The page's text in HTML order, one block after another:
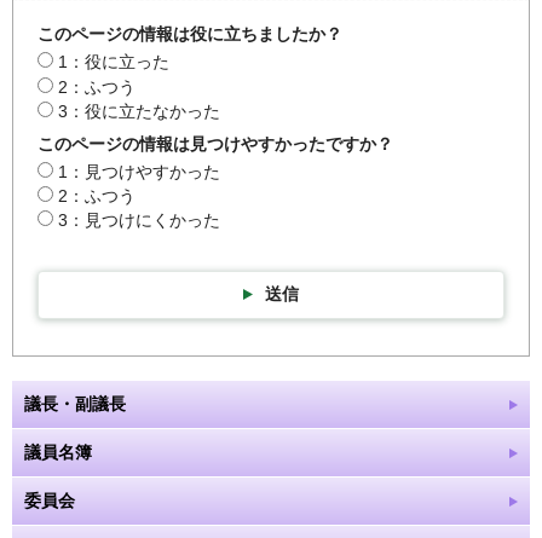
このページの情報は役に立ちましたか？
1：役に立った
2：ふつう
3：役に立たなかった
このページの情報は見つけやすかったですか？
1：見つけやすかった
2：ふつう
3：見つけにくかった
送信
議長・副議長
議員名簿
委員会